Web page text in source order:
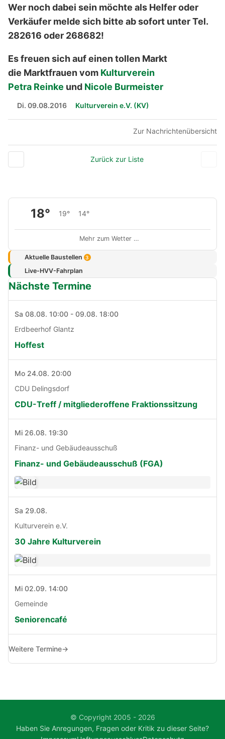
Wer noch dabei sein möchte als Helfer oder
Verkäufer melde sich bitte ab sofort unter Tel.
282616 oder 268682!
Es freuen sich auf einen tollen Markt
die Marktfrauen vom Kulturverein
Petra Reinke und Nicole Burmeister
Di. 09.08.2016 Kulturverein e.V. (KV)
Zur Nachrichtenübersicht
Zurück zur Liste
18° 19° 14°
Mehr zum Wetter …
Aktuelle Baustellen 3
Live-HVV-Fahrplan
Nächste Termine
Sa 08.08. 10:00 - 09.08. 18:00
Erdbeerhof Glantz
Hoffest
Mo 24.08. 20:00
CDU Delingsdorf
CDU-Treff / mitgliederoffene Fraktionssitzung
Mi 26.08. 19:30
Finanz- und Gebäudeausschuß
Finanz- und Gebäudeausschuß (FGA)
Sa 29.08.
Kulturverein e.V.
30 Jahre Kulturverein
Mi 02.09. 14:00
Gemeinde
Seniorencafé
Weitere Termine→
© Copyright 2005 - 2026
Haben Sie Anregungen, Fragen oder Kritik zu dieser Seite?